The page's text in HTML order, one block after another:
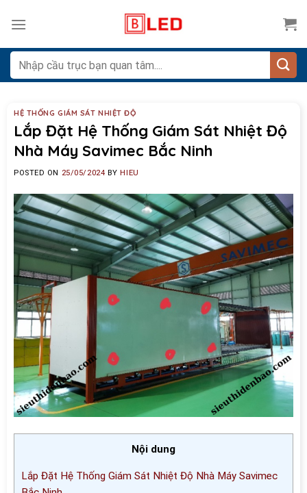
Search
for:
HỆ THỐNG GIÁM SÁT NHIỆT ĐỘ
Lắp Đặt Hệ Thống Giám Sát Nhiệt Độ
Nhà Máy Savimec Bắc Ninh
POSTED ON 25/05/2024 BYHIEU
Nội dung
Lắp Đặt Hệ Thống Giám Sát Nhiệt Độ Nhà Máy Savimec